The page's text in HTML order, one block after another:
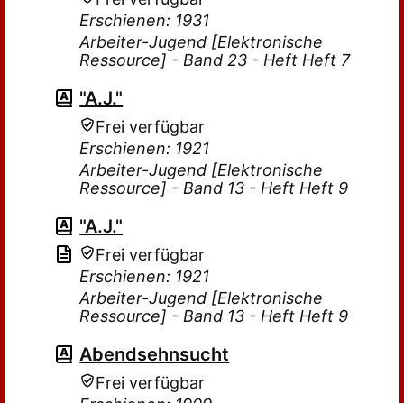
Erschienen: 1931
Arbeiter-Jugend [Elektronische
Ressource] - Band 23 - Heft Heft 7
"A.J."
Frei verfügbar
Erschienen: 1921
Arbeiter-Jugend [Elektronische
Ressource] - Band 13 - Heft Heft 9
"A.J."
Frei verfügbar
Erschienen: 1921
Arbeiter-Jugend [Elektronische
Ressource] - Band 13 - Heft Heft 9
Abendsehnsucht
Frei verfügbar